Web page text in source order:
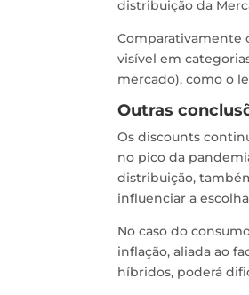
distribuição da
Comparativamente
visível em
mercado), como o
Outras
Os discounts
no pico da
distribuição,
influenciar a
No caso do
inflação, aliada ao
híbridos, poderá